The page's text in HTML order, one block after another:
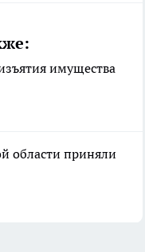
имущества
области приняли